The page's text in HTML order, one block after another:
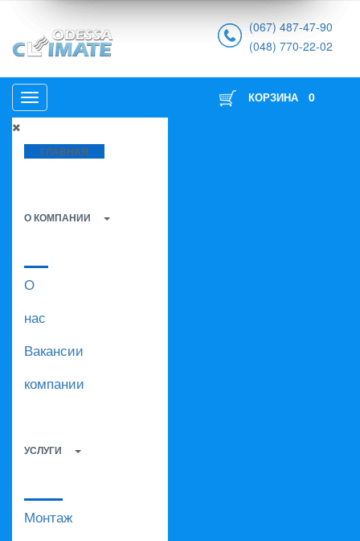
(067) 487-47-90
(048) 770-22-02
ГЛАВНАЯ
О КОМПАНИИ
О
нас
Вакансии
компании
УСЛУГИ
Монтаж
КОРЗИНА 0